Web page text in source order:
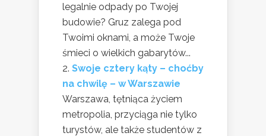
legalnie odpady po Twojej
budowie? Gruz zalega pod
Twoimi oknami, a może Twoje
śmieci o wielkich gabarytów...
Swoje cztery kąty – choćby
na chwilę – w Warszawie
Warszawa, tętniąca życiem
metropolia, przyciąga nie tylko
turystów, ale także studentów z